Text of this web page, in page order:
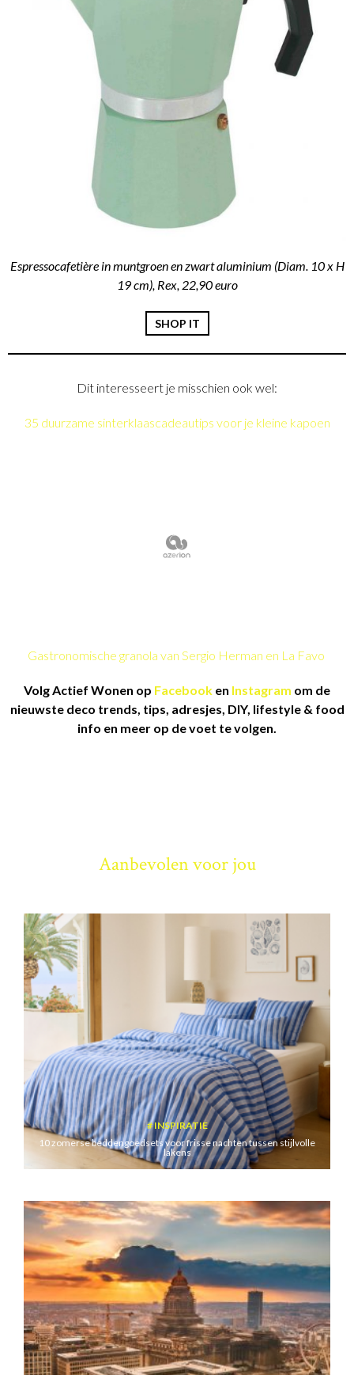
Espressocafetière in muntgroen en zwart aluminium (Diam. 10 x H
19 cm), Rex, 22,90 euro
SHOP IT
Dit interesseert je misschien ook wel:
35 duurzame sinterklaascadeautips voor je kleine kapoen
Gastronomische granola van Sergio Herman en La Favo
Volg Actief Wonen op Facebook en Instagram om de
nieuwste deco trends, tips, adresjes, DIY, lifestyle & food
info en meer op de voet te volgen.
Aanbevolen voor jou
INSPIRATIE
10 zomerse beddengoedsets voor frisse nachten tussen stijlvolle
lakens